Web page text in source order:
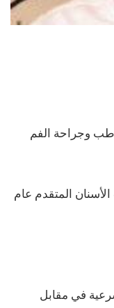
وجراحة الفم
المتقدم عام
في مقابل